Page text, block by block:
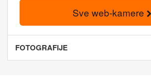
Sve web-kamere
FOTOGRAFIJE